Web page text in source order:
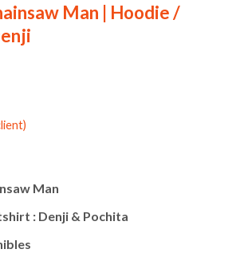
Man | Hoodie /
Man
: Denji & Pochita